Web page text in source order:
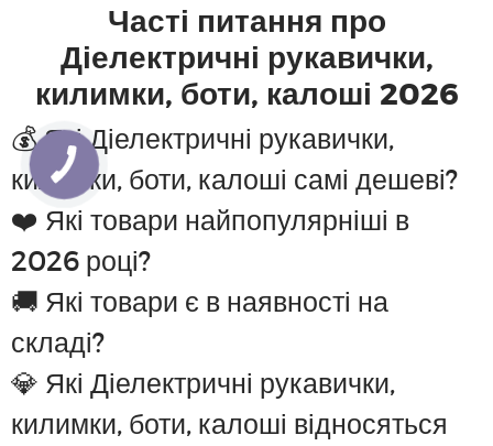
Часті питання про
Діелектричні рукавички,
килимки, боти, калоші 2026
💰 Які Діелектричні рукавички,
килимки, боти, калоші самі дешеві?
❤️ Які товари найпопулярніші в
2026 році?
🚚 Які товари є в наявності на
складі?
💎 Які Діелектричні рукавички,
килимки, боти, калоші відносяться